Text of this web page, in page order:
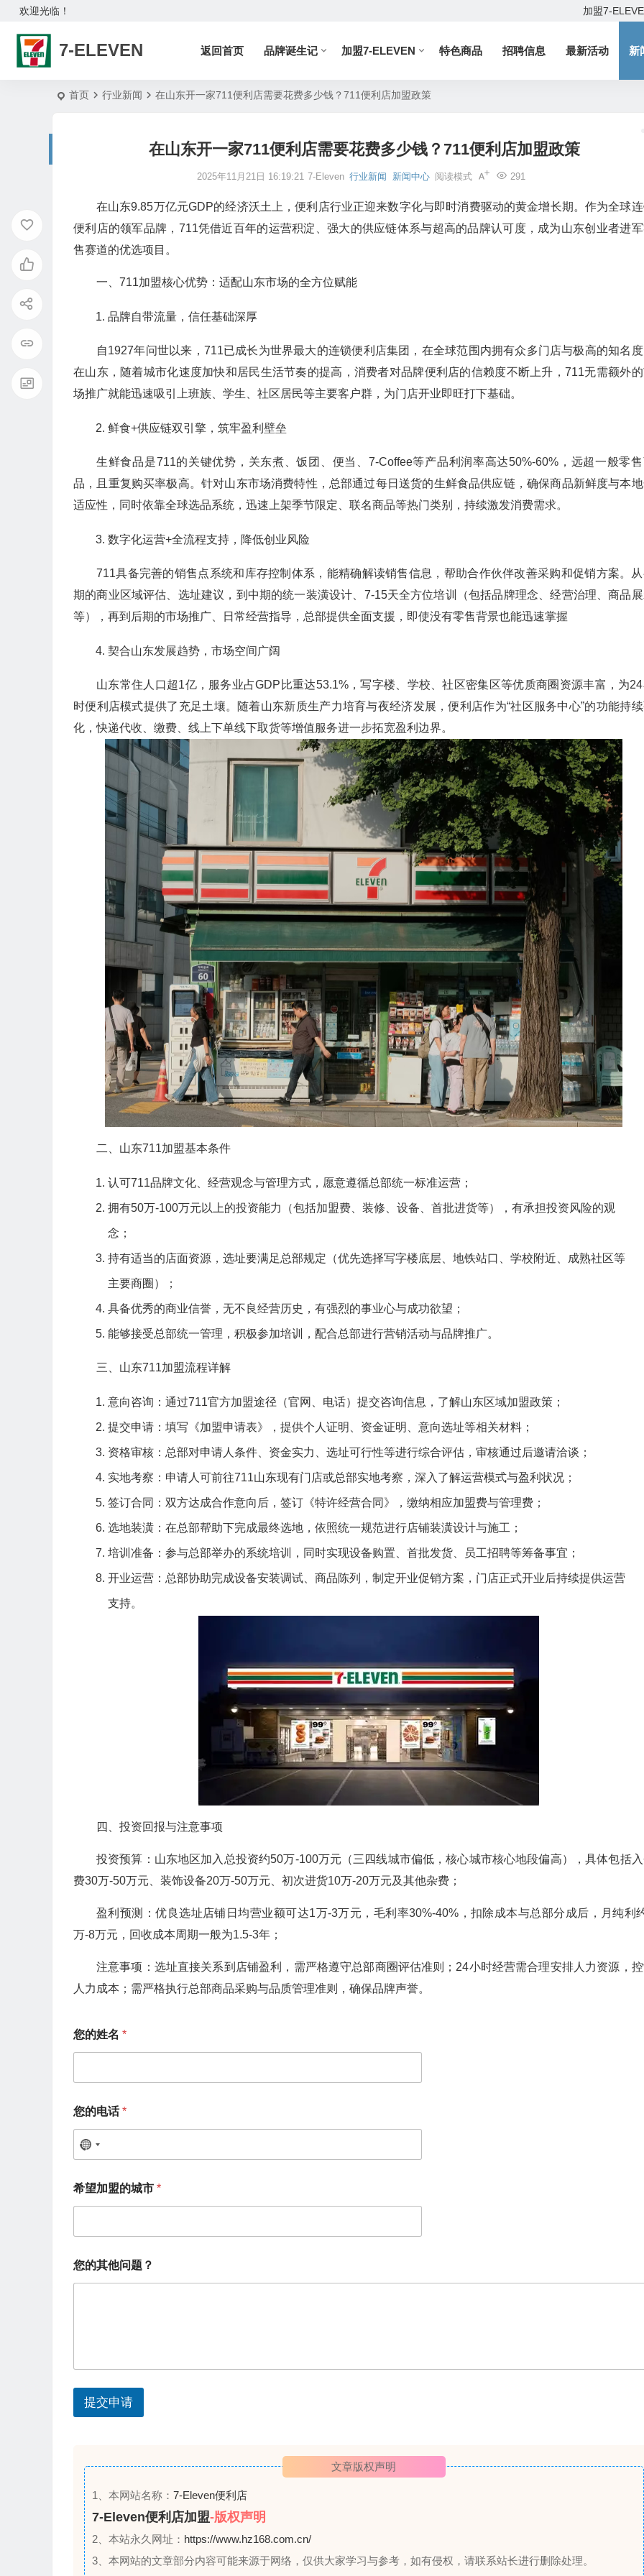
欢迎光临！ 加盟7-
7-ELEVEN 返回首页 品牌诞生记 加盟7-ELEVEN 特色商品 招聘信息 最新活动 新
首页 行业新闻 在山东开一家711便利店需要花费多少钱？711便利店加盟政策
在山东开一家711便利店需要花费多少钱？711便利店加盟政策
2025年11月21日 16:19:21 7-Eleven 行业新闻 新闻中心 291
阅读模式
在山东9.85万亿元GDP的经济沃土上，便利店行业正迎来数字化与即时消费驱动的黄金增长期。作为全球
便利店的领军品牌，711凭借近百年的运营积淀、强大的供应链体系与超高的品牌认可度，成为山东创业者进
售赛道的优选项目。
一、711加盟核心优势：适配山东市场的全方位赋能
品牌自带流量，信任基础深厚
自1927年问世以来，711已成长为世界最大的连锁便利店集团，在全球范围内拥有众多门店与极高的知名
在山东，随着城市化速度加快和居民生活节奏的提高，消费者对品牌便利店的信赖度不断上升，711无需额外
场推广就能迅速吸引上班族、学生、社区居民等主要客户群，为门店开业即旺打下基础。
鲜食+供应链双引擎，筑牢盈利壁垒
生鲜食品是711的关键优势，关东煮、饭团、便当、7-Coffee等产品利润率高达50%-60%，远超一般零
品，且重复购买率极高。针对山东市场消费特性，总部通过每日送货的生鲜食品供应链，确保商品新鲜度与本
适应性，同时依靠全球选品系统，迅速上架季节限定、联名商品等热门类别，持续激发消费需求。
数字化运营+全流程支持，降低创业风险
711具备完善的销售点系统和库存控制体系，能精确解读销售信息，帮助合作伙伴改善采购和促销方案。
期的商业区域评估、选址建议，到中期的统一装潢设计、7-15天全方位培训（包括品牌理念、经营治理、商品
等），再到后期的市场推广、日常经营指导，总部提供全面支援，即使没有零售背景也能迅速掌握
契合山东发展趋势，市场空间广阔
山东常住人口超1亿，服务业占GDP比重达53.1%，写字楼、学校、社区密集区等优质商圈资源丰富，为
时便利店模式提供了充足土壤。随着山东新质生产力培育与夜经济发展，便利店作为“社区服务中心”的功能持
化，快递代收、缴费、线上下单线下取货等增值服务进一步拓宽盈利边界。
二、山东711加盟基本条件
认可711品牌文化、经营观念与管理方式，愿意遵循总部统一标准运营；
拥有50万-100万元以上的投资能力（包括加盟费、装修、设备、首批进货等），有承担投资风险的观
念；
持有适当的店面资源，选址要满足总部规定（优先选择写字楼底层、地铁站口、学校附近、成熟社区等
主要商圈）；
具备优秀的商业信誉，无不良经营历史，有强烈的事业心与成功欲望；
能够接受总部统一管理，积极参加培训，配合总部进行营销活动与品牌推广。
三、山东711加盟流程详解
意向咨询：通过711官方加盟途径（官网、电话）提交咨询信息，了解山东区域加盟政策；
提交申请：填写《加盟申请表》，提供个人证明、资金证明、意向选址等相关材料；
资格审核：总部对申请人条件、资金实力、选址可行性等进行综合评估，审核通过后邀请洽谈；
实地考察：申请人可前往711山东现有门店或总部实地考察，深入了解运营模式与盈利状况；
签订合同：双方达成合作意向后，签订《特许经营合同》，缴纳相应加盟费与管理费；
选地装潢：在总部帮助下完成最终选地，依照统一规范进行店铺装潢设计与施工；
培训准备：参与总部举办的系统培训，同时实现设备购置、首批发货、员工招聘等筹备事宜；
开业运营：总部协助完成设备安装调试、商品陈列，制定开业促销方案，门店正式开业后持续提供运营
支持。
四、投资回报与注意事项
投资预算：山东地区加入总投资约50万-100万元（三四线城市偏低，核心城市核心地段偏高），具体包括
费30万-50万元、装饰设备20万-50万元、初次进货10万-20万元及其他杂费；
盈利预测：优良选址店铺日均营业额可达1万-3万元，毛利率30%-40%，扣除成本与总部分成后，月纯利
万-8万元，回收成本周期一般为1.5-3年；
注意事项：选址直接关系到店铺盈利，需严格遵守总部商圈评估准则；24小时经营需合理安排人力资源，
人力成本；需严格执行总部商品采购与品质管理准则，确保品牌声誉。
您的姓名 *
您的电话*
N
c
u
l
e
e
望
加
市
您
的
他
希望加盟的城市 *
您的其他问题？
提交申请
文章版权声明
1、本网站名称： 7-Eleven便利店
7-Eleven便利店加盟-版权声明
2、本站永久网址： https://www.hz168.com.cn/
3、本网站的文章部分内容可能来源于网络，仅供大家学习与参考，如有侵权，请联系站长进行删除处理。